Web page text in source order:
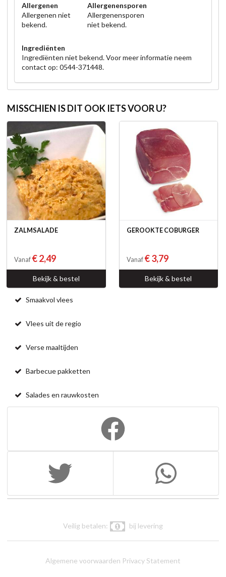
Allergenen
Allergenen niet
bekend.
Allergenensporen
Allergenensporen
niet bekend.
Ingrediënten
Ingrediënten niet bekend. Voor meer informatie neem
contact op: 0544-371448.
MISSCHIEN IS DIT OOK IETS VOOR U?
ZALMSALADE
Vanaf € 2,49
Bekijk & bestel
GEROOKTE COBURGER
Vanaf € 3,79
Bekijk & bestel
Smaakvol vlees
Vlees uit de regio
Verse maaltijden
Barbecue pakketten
Salades en rauwkosten
Veilig betalen: bij levering
Algemene voorwaarden Privacy Statement